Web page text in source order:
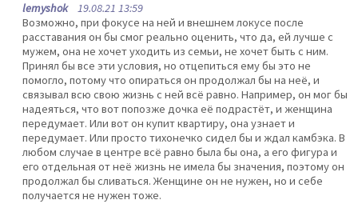
lemyshok19.08.21 13:59
Возможно, при фокусе на ней и внешнем локусе после
расставания он бы смог реально оценить, что да, ей лучше с
мужем, она не хочет уходить из семьи, не хочет быть с ним.
Принял бы все эти условия, но отцепиться ему бы это не
помогло, потому что опираться он продолжал бы на неё, и
связывал всю свою жизнь с ней всё равно. Например, он мог бы
надеяться, что вот попозже дочка её подрастёт, и женщина
передумает. Или вот он купит квартиру, она узнает и
передумает. Или просто тихонечко сидел бы и ждал камбэка. В
любом случае в центре всё равно была бы она, а его фигура и
его отдельная от неё жизнь не имела бы значения, поэтому он
продолжал бы сливаться. Женщине он не нужен, но и себе
получается не нужен тоже.